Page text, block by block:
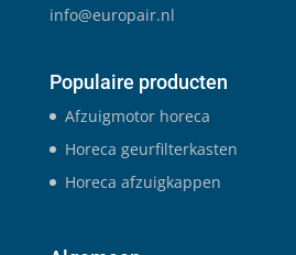
info@europair.nl
Populaire producten
Afzuigmotor horeca
Horeca geurfilterkasten
Horeca afzuigkappen